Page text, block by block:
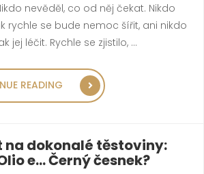
nevěděl, co od něj čekat. Nikdo
rychle se bude nemoc šířit, ani nikdo
jej léčit. Rychle se zjistilo, …
READING „DALŠÍ VLNA COVIDU“
na dokonalé těstoviny:
e… Černý česnek?